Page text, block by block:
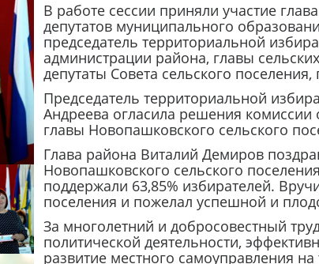
В работе сессии приняли участие
депутатов муниципального
председатель территориальной
администрации района, главы
депутаты Совета сельского
Председатель территориальной
Андреева огласила решения комиссии
главы Новопашковского сельского
Глава района Виталий Демиров
Новопашковского сельского
поддержали 63,85% избирателей.
поселения и пожелал успешной и
За многолетний и добросовестный
политической деятельности,
развитие местного самоуправления